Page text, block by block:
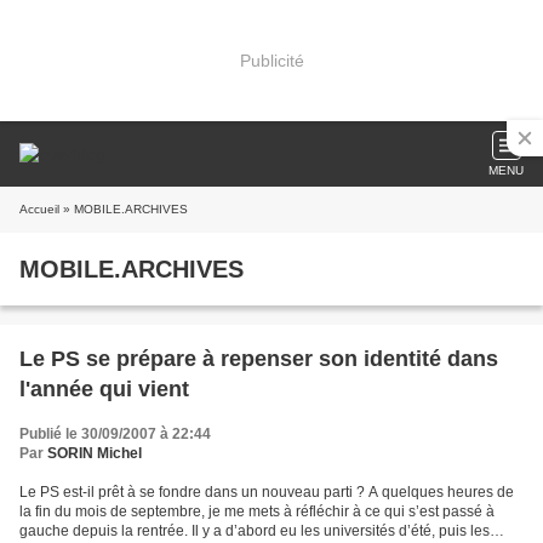
Publicité
MENU
Accueil » MOBILE.ARCHIVES
MOBILE.ARCHIVES
Le PS se prépare à repenser son identité dans
l'année qui vient
Publié le 30/09/2007 à 22:44
Par SORIN Michel
Le PS est-il prêt à se fondre dans un nouveau parti ? A quelques heures de
la fin du mois de septembre, je me mets à réfléchir à ce qui s’est passé à
gauche depuis la rentrée. Il y a d’abord eu les universités d’été, puis les